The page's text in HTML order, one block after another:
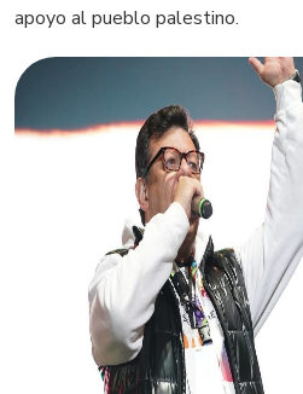
apoyo al pueblo palestino.